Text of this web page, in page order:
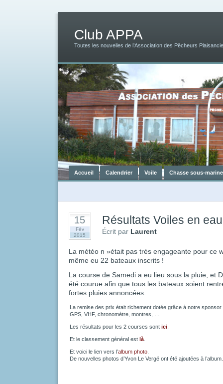
Club APPA
Toutes les nouvelles de l’Association des Pêcheurs
Accueil Calendrier Voile Chasse sous-marine
15
Fév
2015
Résultats Voiles en
Écrit par Laurent
La météo n »était pas très engageante pour ce
même eu 22 bateaux inscrits !
La course de Samedi a eu lieu sous la pluie, et
été courue afin que tous les bateaux soient
fortes pluies annoncées.
La remise des prix était richement dotée grâce à notre sponsor
GPS, VHF, chronomètre, montres, …
Les résultats pour les 2 courses sont ici
Et le classement général est là
Et voici le lien vers l’album photo
De nouvelles photos d’Yvon Le Vergé ont été ajoutées à l’album.